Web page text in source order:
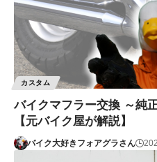
カスタム
バイクマフラー交換 ～純
【元バイク屋が解説】
バイク大好きフォアグラさん